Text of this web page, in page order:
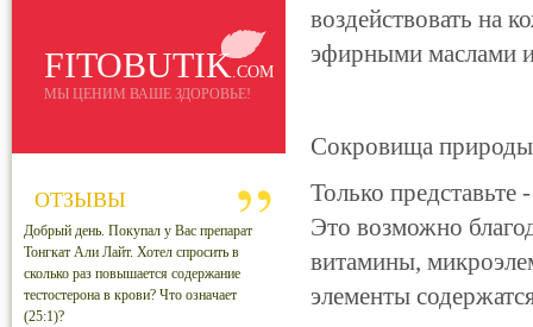
воздействовать на
эфирными маслами
Сокровища
Только представьте
Это возможно
витамины,
элементы
FITOBUTIK.COM
МЫ ЦЕНИМ ВАШЕ ЗДОРОВЬЕ!
ОТЗЫВЫ
Добрый день. Покупал у Вас препарат
Тонгкат Али Лайт. Хотел спросить в
сколько раз повышается содержание
тестостерона в крови? Что означает
(25:1)?